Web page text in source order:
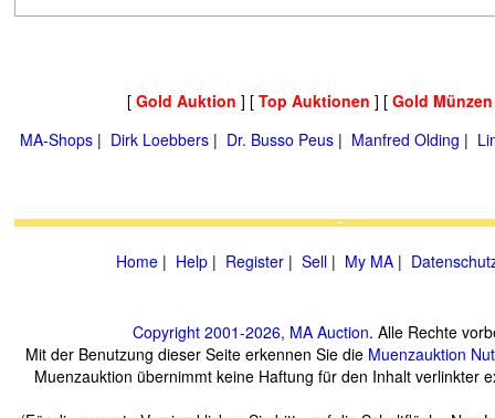
[ Gold Auktion ] [ Top Auktionen ] [ Gold
MA-Shops | Dirk Loebbers | Dr. Busso Peus | Manfred Olding |
Home | Help | Register | Sell | My MA |
Copyright 2001-2026, MA Auction. Alle Rechte
Mit der Benutzung dieser Seite erkennen Sie die Muenzauktion
Muenzauktion übernimmt keine Haftung für den Inhalt verlinkter